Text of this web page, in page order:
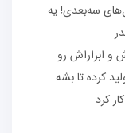
سه‌بعدی! یه
و ابزاراش رو
کرده تا بشه
کرد